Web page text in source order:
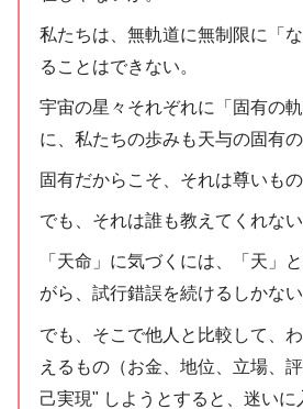
私たちは、無軌道に無制限に「
ることはできない。
宇宙の星々それぞれに「固有の
に、私たちの歩みも天与の固有の
固有だからこそ、それは尊いもの
でも、それは誰も教えてくれない
「天命」に気づくには、「天」
がら、試行錯誤を続けるしかない
でも、そこで他人と比較して、
えるもの（お金、地位、立場、
己実現" しようとすると、迷いに